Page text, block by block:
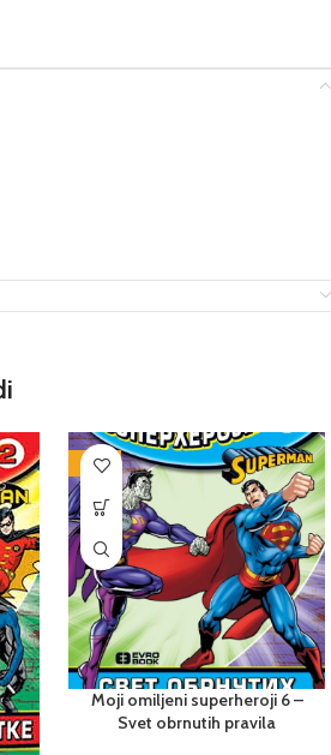
-25%
Moji omiljeni superheroji 6 –
Svet obrnutih pravila